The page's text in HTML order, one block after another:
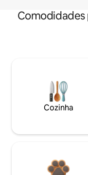
Comodidades
Cozinha